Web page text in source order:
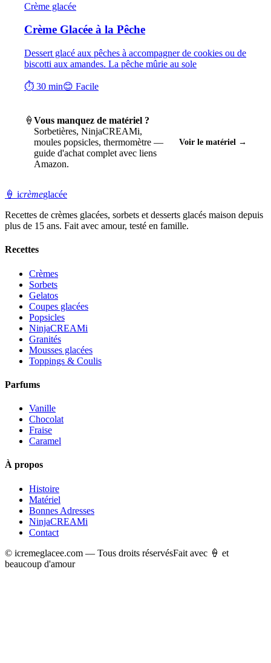
Crème glacée
Crème Glacée à la Pêche
Dessert glacé aux pêches à accompagner de cookies ou de
biscotti aux amandes. La pêche mûrie au sole
⏱ 30 min😊 Facile
🍦 Vous manquez de matériel ?
Sorbetières, NinjaCREAMi,
moules popsicles, thermomètre —
guide d'achat complet avec liens
Amazon.
Voir le matériel →
🍦 icrèmeglacée
Recettes de crèmes glacées, sorbets et desserts glacés maison depuis
plus de 15 ans. Fait avec amour, testé en famille.
Recettes
Crèmes
Sorbets
Gelatos
Coupes glacées
Popsicles
NinjaCREAMi
Granités
Mousses glacées
Toppings & Coulis
Parfums
Vanille
Chocolat
Fraise
Caramel
À propos
Histoire
Matériel
Bonnes Adresses
NinjaCREAMi
Contact
© icremeglacee.com — Tous droits réservésFait avec 🍦 et
beaucoup d'amour